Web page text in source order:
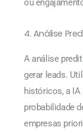
ou
4. Análise
A análise
gerar leads.
históricos, a
probabilidade
empresas